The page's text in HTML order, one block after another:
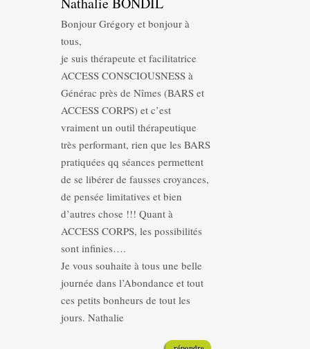
Bonjour Grégory et bonjour à
tous,
je suis thérapeute et facilitatrice
ACCESS CONSCIOUSNESS à
Générac près de Nîmes (BARS et
ACCESS CORPS) et c’est
vraiment un outil thérapeutique
très performant, rien que les BARS
pratiquées qq séances permettent
de se libérer de fausses croyances,
de pensée limitatives et bien
d’autres chose !!! Quant à
ACCESS CORPS, les possibilités
sont infinies….
Je vous souhaite à tous une belle
journée dans l’Abondance et tout
ces petits bonheurs de tout les
jours. Nathalie